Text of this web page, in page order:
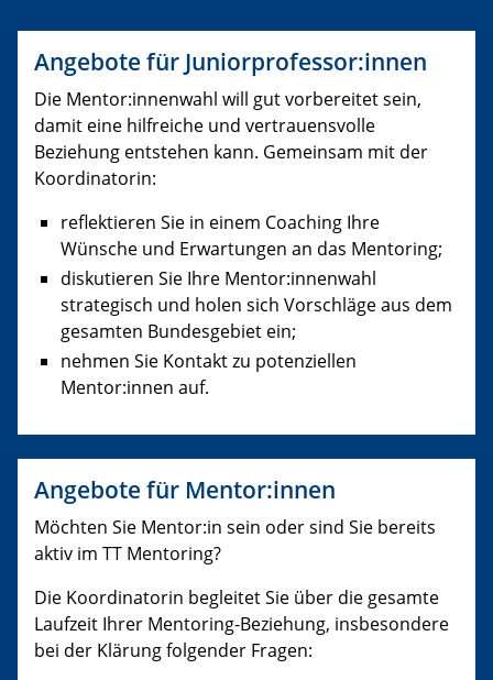
Angebote für Juniorprofessor:innen
Die Mentor:innenwahl will gut vorbereitet sein,
damit eine hilfreiche und vertrauensvolle
Beziehung entstehen kann. Gemeinsam mit der
Koordinatorin:
reflektieren Sie in einem Coaching Ihre
Wünsche und Erwartungen an das Mentoring;
diskutieren Sie Ihre Mentor:innenwahl
strategisch und holen sich Vorschläge aus dem
gesamten Bundesgebiet ein;
nehmen Sie Kontakt zu potenziellen
Mentor:innen auf.
Angebote für Mentor:innen
Möchten Sie Mentor:in sein oder sind Sie bereits
aktiv im TT Mentoring?
Die Koordinatorin begleitet Sie über die gesamte
Laufzeit Ihrer Mentoring-Beziehung, insbesondere
bei der Klärung folgender Fragen: